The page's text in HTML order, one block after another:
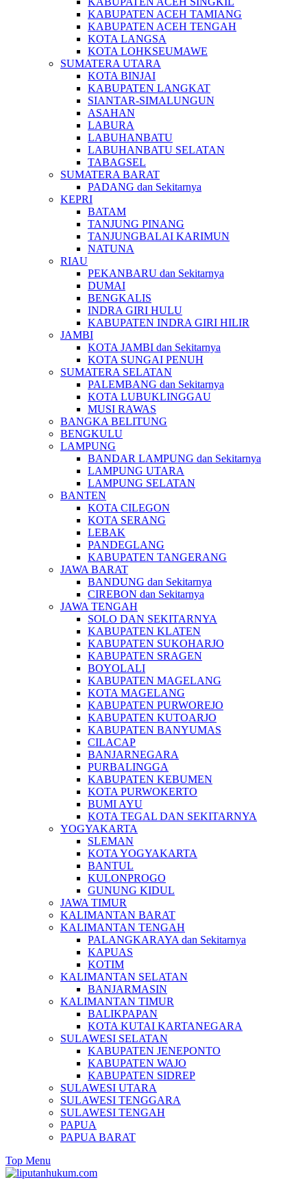
KABUPATEN ACEH TAMIANG
KABUPATEN ACEH TENGAH
KOTA LANGSA
KOTA LOHKSEUMAWE
SUMATERA UTARA
KOTA BINJAI
KABUPATEN LANGKAT
SIANTAR-SIMALUNGUN
ASAHAN
LABURA
LABUHANBATU
LABUHANBATU SELATAN
TABAGSEL
SUMATERA BARAT
PADANG dan Sekitarnya
KEPRI
BATAM
TANJUNG PINANG
TANJUNGBALAI KARIMUN
NATUNA
RIAU
PEKANBARU dan Sekitarnya
DUMAI
BENGKALIS
INDRA GIRI HULU
KABUPATEN INDRA GIRI HILIR
JAMBI
KOTA JAMBI dan Sekitarnya
KOTA SUNGAI PENUH
SUMATERA SELATAN
PALEMBANG dan Sekitarnya
KOTA LUBUKLINGGAU
MUSI RAWAS
BANGKA BELITUNG
BENGKULU
LAMPUNG
BANDAR LAMPUNG dan Sekitarnya
LAMPUNG UTARA
LAMPUNG SELATAN
BANTEN
KOTA CILEGON
KOTA SERANG
LEBAK
PANDEGLANG
KABUPATEN TANGERANG
JAWA BARAT
BANDUNG dan Sekitarnya
CIREBON dan Sekitarnya
JAWA TENGAH
SOLO DAN SEKITARNYA
KABUPATEN KLATEN
KABUPATEN SUKOHARJO
KABUPATEN SRAGEN
BOYOLALI
KABUPATEN MAGELANG
KOTA MAGELANG
KABUPATEN PURWOREJO
KABUPATEN KUTOARJO
KABUPATEN BANYUMAS
CILACAP
BANJARNEGARA
PURBALINGGA
KABUPATEN KEBUMEN
KOTA PURWOKERTO
BUMI AYU
KOTA TEGAL DAN SEKITARNYA
YOGYAKARTA
SLEMAN
KOTA YOGYAKARTA
BANTUL
KULONPROGO
GUNUNG KIDUL
JAWA TIMUR
KALIMANTAN BARAT
KALIMANTAN TENGAH
PALANGKARAYA dan Sekitarnya
KAPUAS
KOTIM
KALIMANTAN SELATAN
BANJARMASIN
KALIMANTAN TIMUR
BALIKPAPAN
KOTA KUTAI KARTANEGARA
SULAWESI SELATAN
KABUPATEN JENEPONTO
KABUPATEN WAJO
KABUPATEN SIDREP
SULAWESI UTARA
SULAWESI TENGGARA
SULAWESI TENGAH
PAPUA
PAPUA BARAT
Top Menu